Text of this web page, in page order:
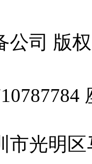
公司 版
市光明